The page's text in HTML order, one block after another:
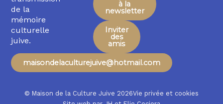
de la
mémoire
culturelle
juive.
maisondelaculturejuive@hotmail.com
à la
newsletter
Inviter
des
amis
© Maison de la Culture Juive 2026Vie privée et cookies